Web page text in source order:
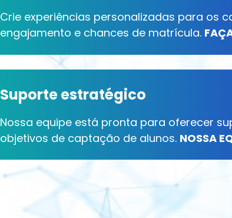
Crie experiências personalizadas para os
engajamento e chances de matrícula.
Suporte estratégico
Nossa equipe está pronta para oferecer
objetivos de captação de alunos. NOSSA